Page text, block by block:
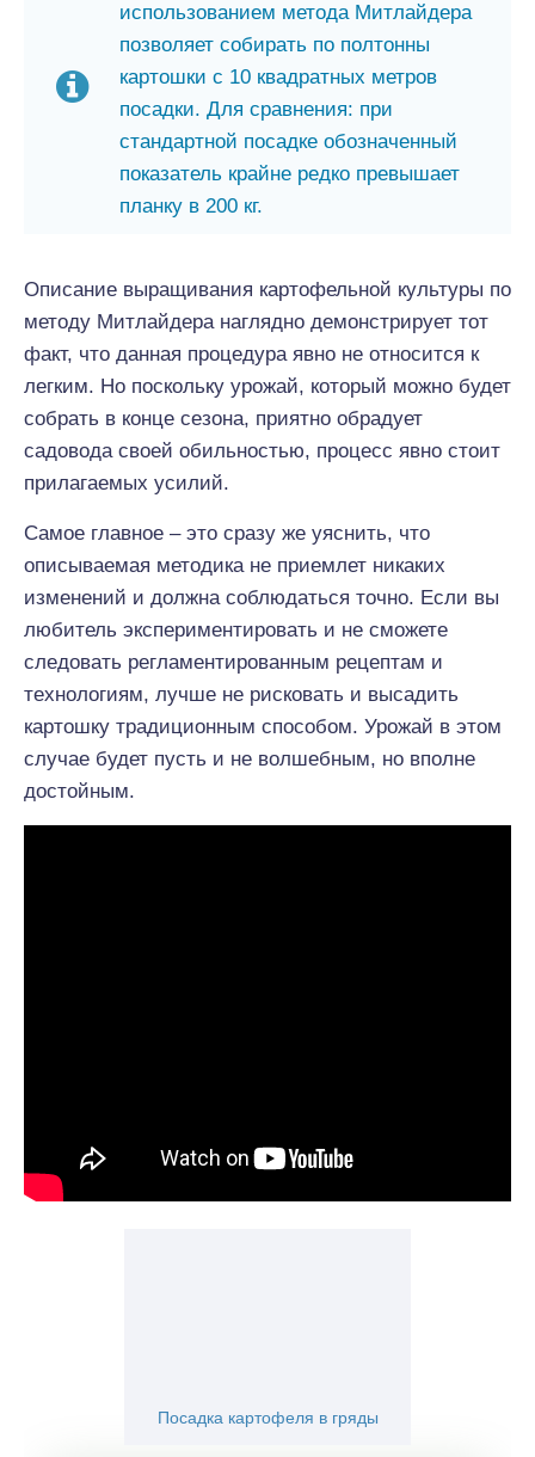
использованием метода Митлайдера
позволяет собирать по полтонны
картошки с 10 квадратных метров
посадки. Для сравнения: при
стандартной посадке обозначенный
показатель крайне редко превышает
планку в 200 кг.
Описание выращивания картофельной культуры по
методу Митлайдера наглядно демонстрирует тот
факт, что данная процедура явно не относится к
легким. Но поскольку урожай, который можно будет
собрать в конце сезона, приятно обрадует
садовода своей обильностью, процесс явно стоит
прилагаемых усилий.
Самое главное – это сразу же уяснить, что
описываемая методика не приемлет никаких
изменений и должна соблюдаться точно. Если вы
любитель экспериментировать и не сможете
следовать регламентированным рецептам и
технологиям, лучше не рисковать и высадить
картошку традиционным способом. Урожай в этом
случае будет пусть и не волшебным, но вполне
достойным.
Посадка картофеля в гряды